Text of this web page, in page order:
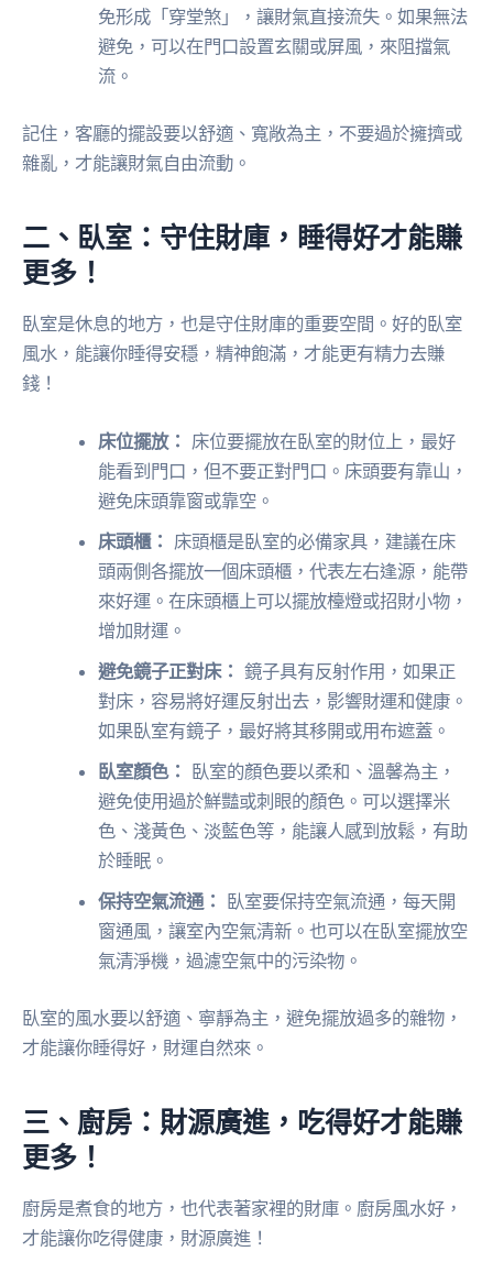
免形成「穿堂煞」，讓財氣直接流失。如果無法
避免，可以在門口設置玄關或屏風，來阻擋氣
流。
記住，客廳的擺設要以舒適、寬敞為主，不要過於擁擠或
雜亂，才能讓財氣自由流動。
二、臥室：守住財庫，睡得好才能賺
更多！
臥室是休息的地方，也是守住財庫的重要空間。好的臥室
風水，能讓你睡得安穩，精神飽滿，才能更有精力去賺
錢！
床位擺放： 床位要擺放在臥室的財位上，最好
能看到門口，但不要正對門口。床頭要有靠山，
避免床頭靠窗或靠空。
床頭櫃： 床頭櫃是臥室的必備家具，建議在床
頭兩側各擺放一個床頭櫃，代表左右逢源，能帶
來好運。在床頭櫃上可以擺放檯燈或招財小物，
增加財運。
避免鏡子正對床： 鏡子具有反射作用，如果正
對床，容易將好運反射出去，影響財運和健康。
如果臥室有鏡子，最好將其移開或用布遮蓋。
臥室顏色：
臥室的顏色要以柔和、溫馨為主，
避免使用過於鮮豔或刺眼的顏色。可以選擇米
色、淺黃色、淡藍色等，能讓人感到放鬆，有助
於睡眠。
保持空氣流通：
臥室要保持空氣流通，每天開
窗通風，讓室內空氣清新。也可以在臥室擺放空
氣清淨機，過濾空氣中的污染物。
臥室的風水要以舒適、寧靜為主，避免擺放過多的雜物，
才能讓你睡得好，財運自然來。
三、廚房：財源廣進，吃得好才能賺
更多！
廚房是煮食的地方，也代表著家裡的財庫。廚房風水好，
才能讓你吃得健康，財源廣進！